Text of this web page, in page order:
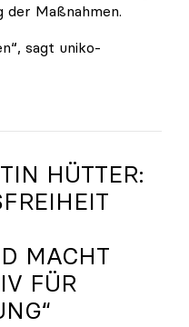
der Maßnahmen.
sagt uniko-
zunehmende Gefahr
HÜTTER:
MACHT
FÜR